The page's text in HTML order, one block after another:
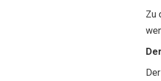
Zu